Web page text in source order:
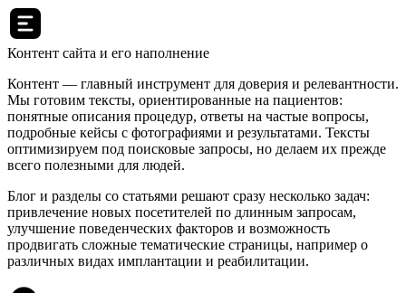
Контент сайта и его наполнение
Контент — главный инструмент для доверия и релевантности.
Мы готовим тексты, ориентированные на пациентов:
понятные описания процедур, ответы на частые вопросы,
подробные кейсы с фотографиями и результатами. Тексты
оптимизируем под поисковые запросы, но делаем их прежде
всего полезными для людей.
Блог и разделы со статьями решают сразу несколько задач:
привлечение новых посетителей по длинным запросам,
улучшение поведенческих факторов и возможность
продвигать сложные тематические страницы, например о
различных видах имплантации и реабилитации.